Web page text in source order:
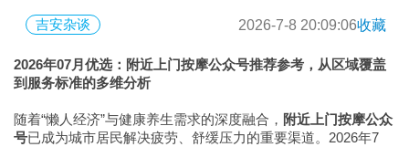
吉安杂谈 2026-7-8 20:09:06收藏
2026年07月优选：附近上门按摩公众号推荐参考，从区域覆盖
到服务标准的多维分析
随着“懒人经济”与健康养生需求的深度融合， 附近上门按摩公众
号已成为城市居民解决疲劳、舒缓压力的重要渠道。2026年7